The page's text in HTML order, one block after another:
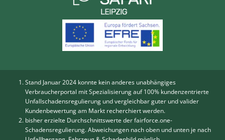
Stand Januar 2024 konnte kein anderes unabhängiges
Verbraucherportal mit Spezialisierung auf 100% kundenzentrierte
Unfallschadensregulierung und vergleichbar guter und valider
Kundenbewertung am Markt recherchiert werden.
bisher erzielte Durchschnittswerte der fairforce.one-
Schadensregulierung. Abweichungen nach oben und unten je nach